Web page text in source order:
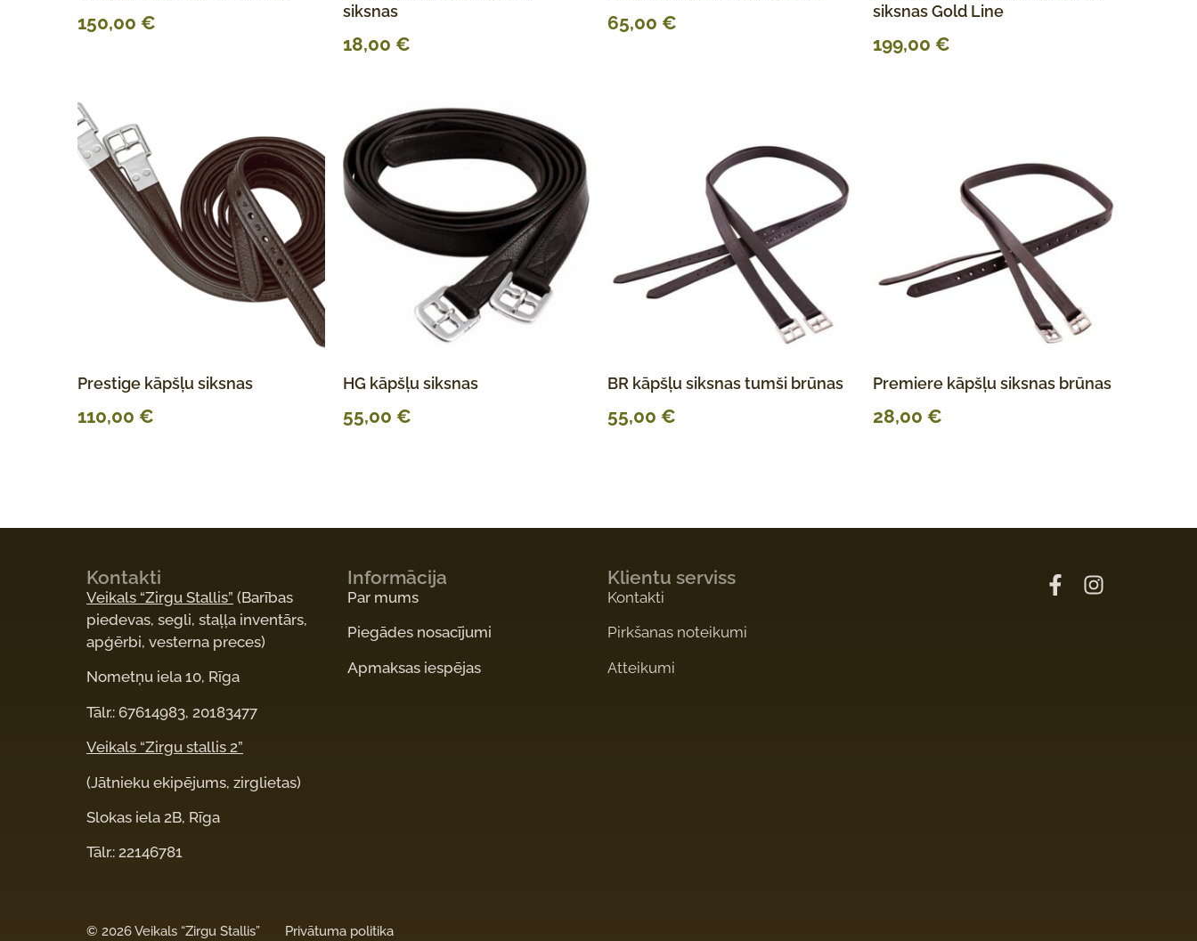
150,00 €
siksnas
18,00 €
65,00 €
siksnas Gold Line
199,00 €
Prestige kāpšļu siksnas
110,00 €
HG kāpšļu siksnas
55,00 €
BR kāpšļu siksnas tumši brūnas
55,00 €
Premiere kāpšļu siksnas brūnas
28,00 €
Kontakti
Veikals “Zirgu Stallis” (Barības
piedevas, segli, staļļa inventārs,
apģērbi, vesterna preces)
Nometņu iela 10, Rīga
Tālr.: 67614983, 20183477
Veikals “Zirgu stallis 2”
(Jātnieku ekipējums, zirglietas)
Slokas iela 2B, Rīga
Tālr.: 22146781
Informācija
Par mums
Piegādes nosacījumi
Apmaksas iespējas
Klientu serviss
Kontakti
Pirkšanas noteikumi
Atteikumi
© 2026 Veikals “Zirgu Stallis” Privātuma politika